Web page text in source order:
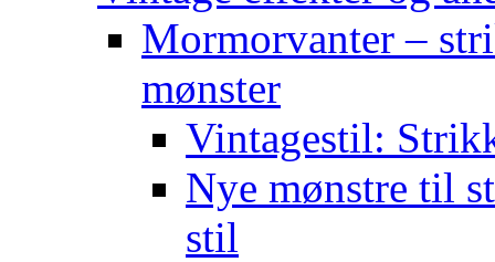
Mormorvanter –
mønster
Vintagestil:
Nye mønstre til
stil